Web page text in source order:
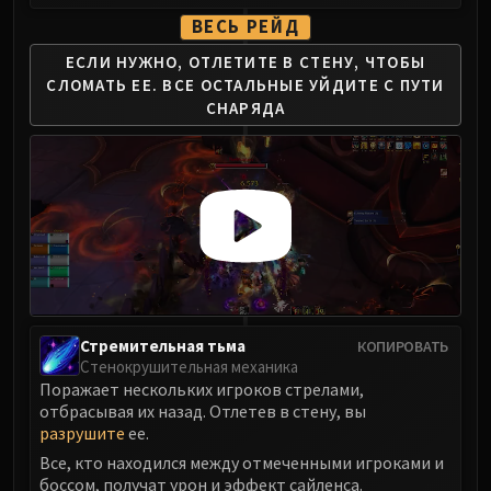
ВЕСЬ РЕЙД
ЕСЛИ НУЖНО, ОТЛЕТИТЕ В СТЕНУ, ЧТОБЫ
СЛОМАТЬ ЕЕ. ВСЕ ОСТАЛЬНЫЕ УЙДИТЕ С ПУТИ
СНАРЯДА
КОПИРОВАТЬ
Стремительная тьма
Стенокрушительная механика
Поражает нескольких игроков стрелами,
отбрасывая их назад. Отлетев в стену, вы
разрушите ее.
Все, кто находился между отмеченными игроками и
боссом, получат урон и эффект сайленса.